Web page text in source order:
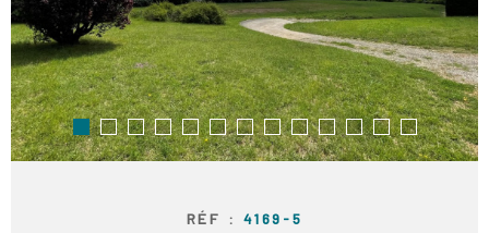
NOS
CONTACT
RÉF : 4169-5